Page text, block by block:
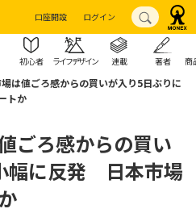
口座開設 ログイン
初心者 ライフデザイン 連載 著者 商
場は値ごろ感からの買いが入り5日ぶりに
トか
ごろ感からの買い
幅に反発 日本市場